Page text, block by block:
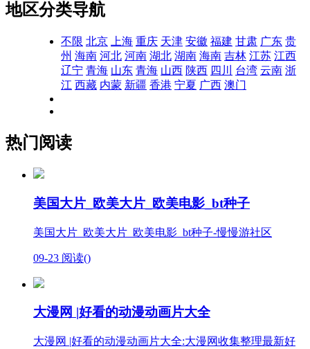
地区分类导航
不限 北京 上海 重庆 天津 安徽 福建 甘肃 广东 贵
州 海南 河北 河南 湖北 湖南 海南 吉林 江苏 江西
辽宁 青海 山东 青海 山西 陕西 四川 台湾 云南 浙
江 西藏 内蒙 新疆 香港 宁夏 广西 澳门
热门阅读
美国大片_欧美大片_欧美电影_bt种子
美国大片_欧美大片_欧美电影_bt种子-慢慢游社区
09-23 阅读()
大漫网 |好看的动漫动画片大全
大漫网 |好看的动漫动画片大全:大漫网收集整理最新好